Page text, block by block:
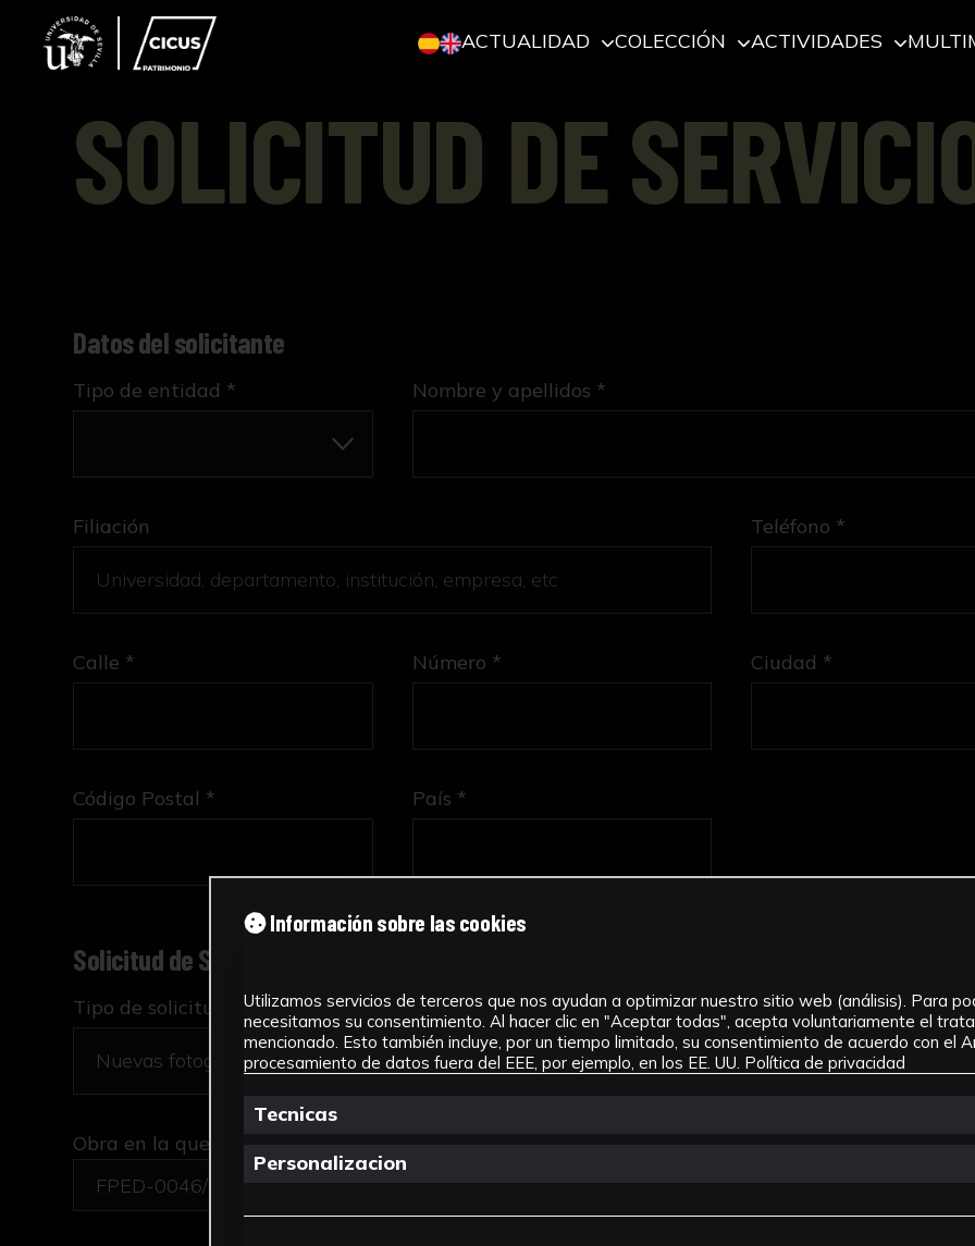
ACTUALIDAD COLECCIÓN ACTIVIDADES
SOLICITUD DE
Datos del solicitante
Tipo de entidad * Nombre y apellidos *
Filiación Teléfono *
Calle * Número * Ciudad *
Código Postal * País *
Solicitud de Servicio
Tipo de solicitud *
Obra en la que está interesado/a
FPED-0046/Yo leo y juego. Juego educativo para la enseñanza de la lectura
Información sobre las cookies
Utilizamos servicios de terceros que nos ayudan a optimizar nuestro sitio web (análisis). Para
necesitamos su consentimiento. Al hacer clic en "Aceptar todas", acepta voluntariamente el
mencionado. Esto también incluye, por un tiempo limitado, su consentimiento de acuerdo con el
procesamiento de datos fuera del EEE, por ejemplo, en los EE. UU. Política de privacidad
Tecnicas
Personalizacion